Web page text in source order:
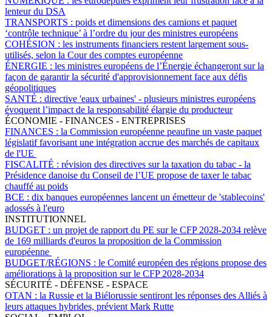
lenteur du DSA
TRANSPORTS : poids et dimensions des camions et paquet
‘contrôle technique’ à l’ordre du jour des ministres européens
COHÉSION : les instruments financiers restent largement sous-
utilisés, selon la Cour des comptes européenne
ÉNERGIE : les ministres européens de l’Énergie échangeront sur la
façon de garantir la sécurité d'approvisionnement face aux défis
géopolitiques
SANTÉ : directive 'eaux urbaines' - plusieurs ministres européens
évoquent l’impact de la responsabilité élargie du producteur
ÉCONOMIE - FINANCES - ENTREPRISES
FINANCES : la Commission européenne peaufine un vaste paquet
législatif favorisant une intégration accrue des marchés de capitaux
de l'UE
FISCALITÉ : révision des directives sur la taxation du tabac - la
Présidence danoise du Conseil de l’UE propose de taxer le tabac
chauffé au poids
BCE : dix banques européennes lancent un émetteur de 'stablecoins'
adossés à l'euro
INSTITUTIONNEL
BUDGET : un projet de rapport du PE sur le CFP 2028-2034 relève
de 169 milliards d'euros la proposition de la Commission
européenne
BUDGET/RÉGIONS : le Comité européen des régions propose des
améliorations à la proposition sur le CFP 2028-2034
SÉCURITÉ - DÉFENSE - ESPACE
OTAN : la Russie et la Biélorussie sentiront les réponses des Alliés à
leurs attaques hybrides, prévient Mark Rutte